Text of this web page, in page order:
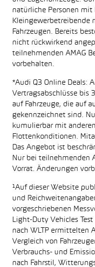
natürliche Personen
Kleingewerbetreibende
Fahrzeugen. Bereits
nicht rückwirkend
teilnehmenden AMAG
vorbehalten.
*Audi Q3 Online Deals:
Vertragsabschlüsse bis
auf Fahrzeuge, die auf
gekennzeichnet sind.
kumulierbar mit
Flottenkonditionen.
Das Angebot ist
Nur bei teilnehmenden
Vorrat. Änderungen
¹Auf dieser Website
und
vorgeschriebenen
Light-Duty Vehicles
nach WLTP ermittelten
Vergleich von
Verbrauchs- und
nach Fahrstil,